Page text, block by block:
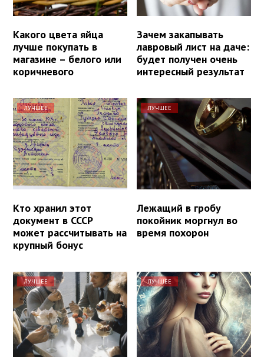
Какого цвета яйца
лучше покупать в
магазине – белого или
коричневого
Зачем закапывать
лавровый лист на даче:
будет получен очень
интересный результат
ЛУЧШЕЕ
Кто хранил этот
документ в СССР
может рассчитывать на
крупный бонус
ЛУЧШЕЕ
Лежащий в гробу
покойник моргнул во
время похорон
ЛУЧШЕЕ ЛУЧШЕЕ